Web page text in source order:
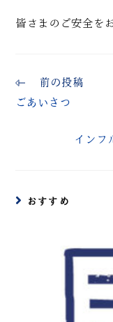
皆さまのご安全を
前の投稿
ごあいさつ
インフ
おすすめ